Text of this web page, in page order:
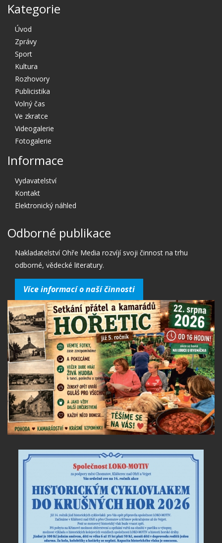
Kategorie
Úvod
Zprávy
Sport
Kultura
Rozhovory
Publicistika
Volný čas
Ve zkratce
Videogalerie
Fotogalerie
Informace
Vydavatelství
Kontakt
Elektronický náhled
Odborné publikace
Nakladatelství Ohře Media rozvíjí svoji činnost na trhu
odborné, vědecké literatury.
Více informací o naší činnosti